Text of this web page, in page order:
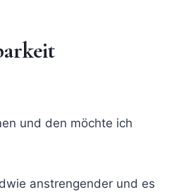
und den möchte ich
anstrengender und es